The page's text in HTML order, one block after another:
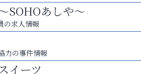
SOHOあしや～
の求人情報
力の事件情報
イーツ